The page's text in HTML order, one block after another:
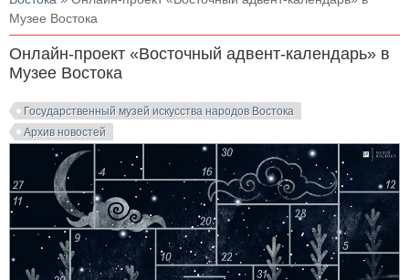
Музее Востока
Онлайн-проект «Восточный адвент-календарь» в
Музее Востока
Государственный музей искусства народов Востока
Архив новостей